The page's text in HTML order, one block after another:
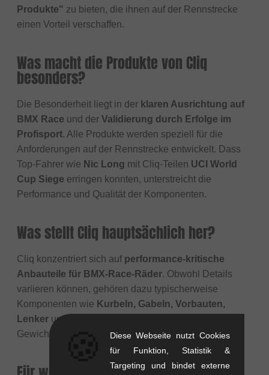
Produkte" zu bieten, die ihnen auf der Rennstrecke
einen Vorteil verschaffen.
Was macht die Produkte von Cliq
besonders?
Die Besonderheit liegt in der klaren Ausrichtung auf
BMX Race und der Validierung durch Erfolge im
Profisport. Alle Produkte werden speziell für die
Anforderungen auf der Rennstrecke entwickelt. Dass
Top-Fahrer wie Nic Long mit Cliq-Teilen UCI World
Cup Siege erringen konnten, unterstreicht die
Performance und Qualität der Komponenten.
Was stellt Cliq hauptsächlich her?
Cliq konzentriert sich auf performance-kritische
Anbauteile für BMX-Race-Räder. Obwohl Details
variieren können, gehören dazu typischerweise
Komponenten wie Kurbeln, Gabeln, Vorbauten,
Lenker und eventuell Laufradteile, die auf geringes
Gewicht und hohe Steifigkeit optimiert sind.
Diese Webseite nutzt Cookies
für Funktion, Statistik &
Targeting und bindet externe